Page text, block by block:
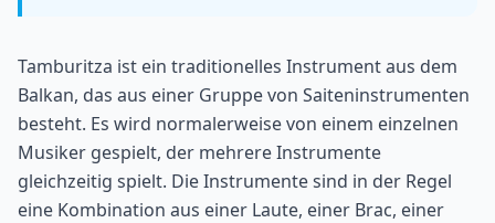
Tamburitza ist ein traditionelles Instrument aus dem
Balkan, das aus einer Gruppe von Saiteninstrumenten
besteht. Es wird normalerweise von einem einzelnen
Musiker gespielt, der mehrere Instrumente
gleichzeitig spielt. Die Instrumente sind in der Regel
eine Kombination aus einer Laute, einer Brac, einer